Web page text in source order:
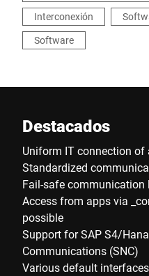
Interconexión
Software
Destacados
Uniform IT connection of
Standardized
Fail-safe communication
Access from apps via
possible
Support for SAP S4/
Communications (SNC)
Various default